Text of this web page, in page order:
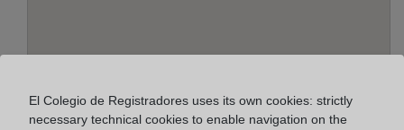
El Colegio de Registradores uses its own cookies: strictly
necessary technical cookies to enable navigation on the